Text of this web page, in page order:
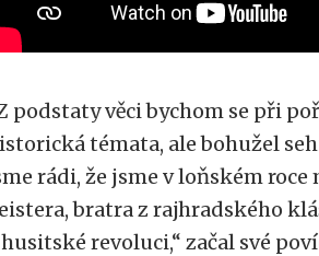
podstaty věci bychom se při
témata, ale bohužel
rádi, že jsme v loňském
bratra z rajhradského
revoluci,“ začal své